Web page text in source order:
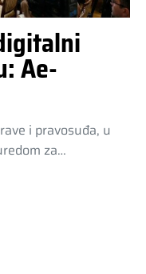
Ae-
i pravosuđa, u
za…